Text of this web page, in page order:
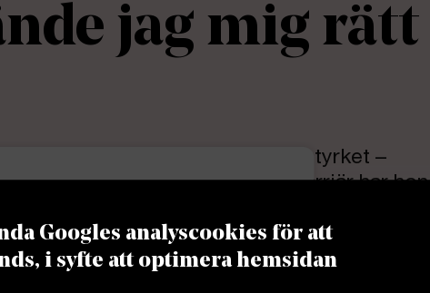
jag mig rätt
någon självklarhet att välja juristyrket –
på. Sedan hon påbörjade sin karriär har hon
a treat?
Googles analyscookies för att
i syfte att optimera hemsidan